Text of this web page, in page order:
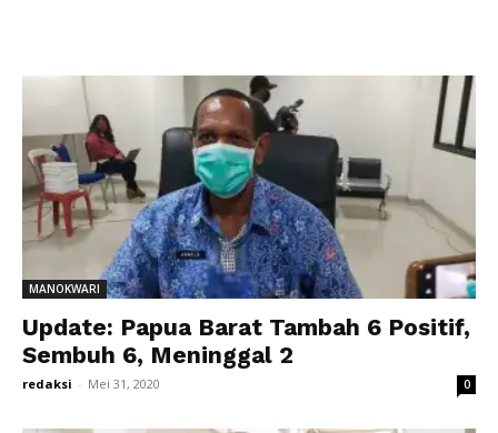
MANOKWARI
Update: Papua Barat Tambah 6 Positif,
Sembuh 6, Meninggal 2
redaksi - Mei 31, 2020 0